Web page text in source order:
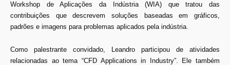
Workshop de Aplicações da Indústria (WIA) que tratou das
contribuições que descrevem soluções baseadas em gráficos,
padrões e imagens para problemas aplicados pela indústria.
Como palestrante convidado, Leandro participou de atividades
relacionadas ao tema “CFD Applications in Industry”. Ele também